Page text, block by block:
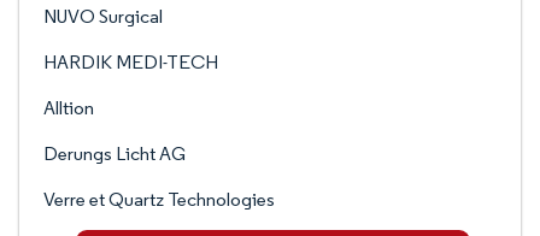
NUVO Surgical
HARDIK MEDI-TECH
Alltion
Derungs Licht AG
Verre et Quartz Technologies